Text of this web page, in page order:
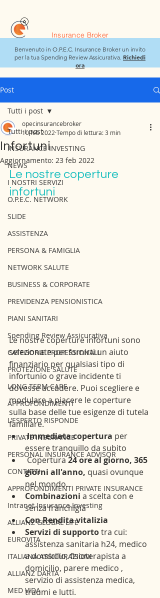
Benvenuto in O.P.E.C. Insurance Broker un invito
per la tua Spending Review Assicurativa. Richiedi
ora
Insurance Broker
Post
Tutti i post
INSURANCE INVESTING
NEWS
I NOSTRI SERVIZI
O.P.E.C. NETWORK
SLIDE
ASSISTENZA
PERSONA & FAMIGLIA
NETWORK SALUTE
BUSINESS & CORPORATE
PREVIDENZA PENSIONISTICA
PIANI SANITARI
Spending Review Assicurativa
CATEGORIE PROFESSIONALI
PROTEZIONE SALUTE
LONG TERM CARE
APPROFONDIMENTI
L'ESPERTO RISPONDE
PRIVATE INSURANCE
PERSONAL INSURANCE ADVISOR
CONTATTI
APPROFONDIMENTI PRIVATE INSURANCE
Intranet Insurance Investing
ALLIANZ GLOBAL LIFE
EUROVITA
ITALIANA ASSICURAZIONI
ALLIANZ DARTA
MED VIDA
Tutti i post
Infortuni
opecinsurancebroker
10 feb 2022 Tempo di lettura: 3 min
Aggiornamento: 23 feb 2022
Le nostre coperture
infortuni
Le nostre coperture infortuni sono
selezionate per fornirti un aiuto
finanziario per qualsiasi tipo di
infortunio o grave incidente ti
dovesse accadere. Puoi scegliere e
modulare a piacere le coperture
sulla base delle tue esigenze di tutela
familiare.
Immediata copertura per
essere tranquillo da subito
Copertura 24 ore al giorno, 365
giorni all'anno, quasi ovunque
nel mondo.
Combinazioni a scelta con e
senza franchigia
Con Rendita vitalizia
Servizi di supporto tra cui:
assistenza sanitaria h24, medico
a domicilio, fisioterapista a
domicilio, parere medico ,
servizio di assistenza medica,
traumi e lutti.